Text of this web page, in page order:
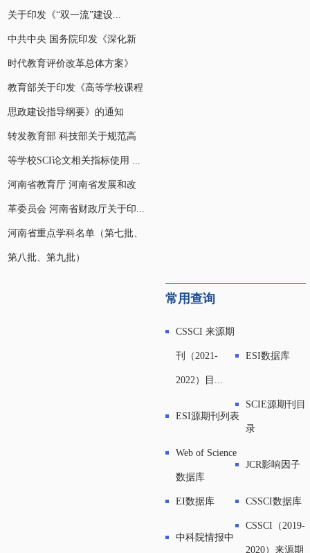
关于印发《“双一流”建设...
中共中央 国务院印发《深化新
时代教育评价改革总体方案》
教育部关于印发《高等学校课程
思政建设指导纲要》的通知
转发教育部 科技部关于规范高
等学校SCI论文相关指标使用 ...
河南省教育厅 河南省发展和改
革委员会 河南省财政厅关于印...
河南省重点学科名单（第七批、
第八批、第九批）
常用查询
CSSCI 来源期
刊（2021-
2022）目...
ESI数据库
ESI源期刊列表
SCIE源期刊目
录
Web of Science
数据库
JCR影响因子
EI数据库 CSSCI数据库
中科院情报中
CSSCI（2019-
2020）来源期